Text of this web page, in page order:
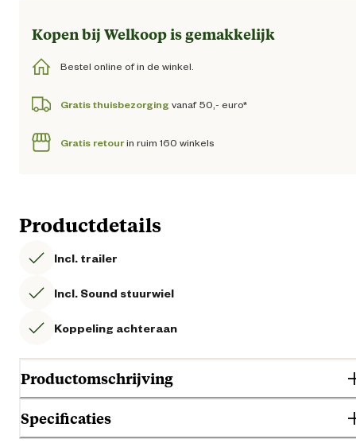
Kopen bij Welkoop is gemakkelijk
Bestel online of in de winkel.
Gratis thuisbezorging vanaf 50,- euro*
Gratis retourin ruim 160 winkels
Productdetails
Incl. trailer
Incl. Sound stuurwiel
Koppeling achteraan
Productomschrijving
Specificaties